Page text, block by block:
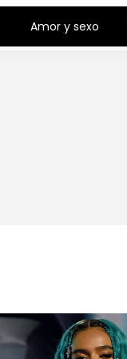
Amor y sexo